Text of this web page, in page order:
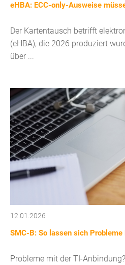
eHBA: ECC-only-Ausweise
Der Kartentausch betrifft
(eHBA), die 2026 produziert
über ...
12.01.2026
SMC-B: So lassen sich
Probleme mit der TI-